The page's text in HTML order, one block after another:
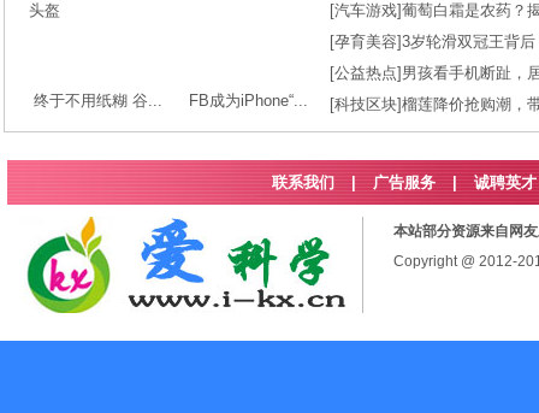
终于不用纸糊 谷... FB成为iPhone“...
[汽车游戏]葡萄白霜是农药？
[孕育美容]3岁轮滑双冠王背
[公益热点] 男孩看手机断趾，
[科技区块]榴莲降价抢购潮，
联系我们 广告服务 | 诚聘英才
本站部分资源来自网
Copyright @ 2012-